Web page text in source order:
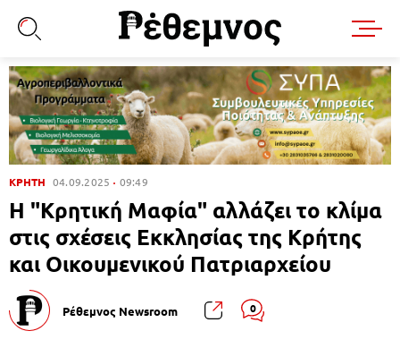
ΚΡΗΤΗ 04.09.2025 09:49
Η "Κρητική Μαφία" αλλάζει το κλίμα
στις σχέσεις Εκκλησίας της Κρήτης
και Οικουμενικού Πατριαρχείου
Ρέθεμνος Newsroom 0